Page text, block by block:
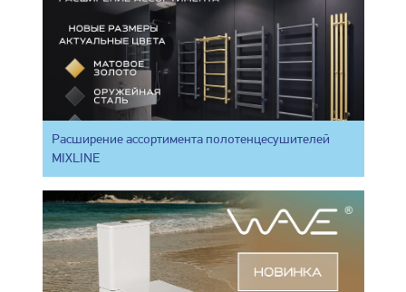
Расширение ассортимента полотенцесушителей
MIXLINE